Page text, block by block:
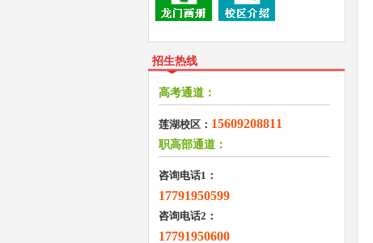
招生热线
高考通道：
莲湖校区： 15609208811
职高部通道：
咨询电话1：
17791950599
咨询电话2：
17791950600